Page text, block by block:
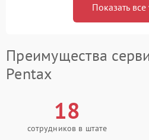
Показать все
Преимущества
Pentax
18
сотрудников в штате